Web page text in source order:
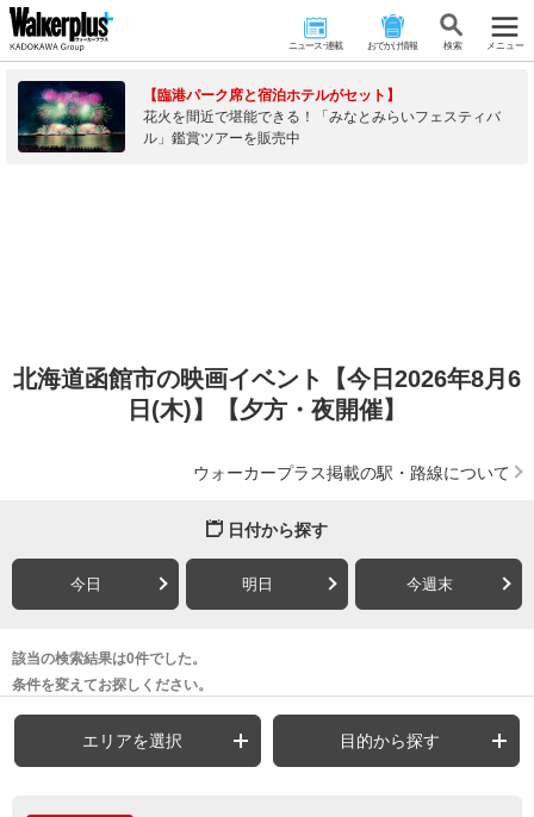
ニュース･連載 おでかけ情報 検 索 メニュー
【臨港パーク席と宿泊ホテルがセット】
花火を間近で堪能できる！「みなとみらいフェスティバ
ル」鑑賞ツアーを販売中
北海道函館市の映画イベント【今日2026年8月6
日(木)】【夕方・夜開催】
ウォーカープラス掲載の駅・路線について
日付から探す
今日 明日 今週末
該当の検索結果は0件でした。
条件を変えてお探しください。
エリアを選択 目的から探す